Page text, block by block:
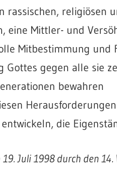
rassischen, religiösen
eine Mittler- und
Mitbestimmung und
Gottes gegen alle sie
bewahren
die
Juli 1998 durch den